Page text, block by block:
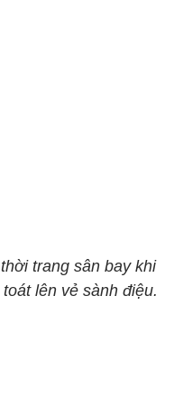
trang sân bay khi
lên vẻ sành điệu.